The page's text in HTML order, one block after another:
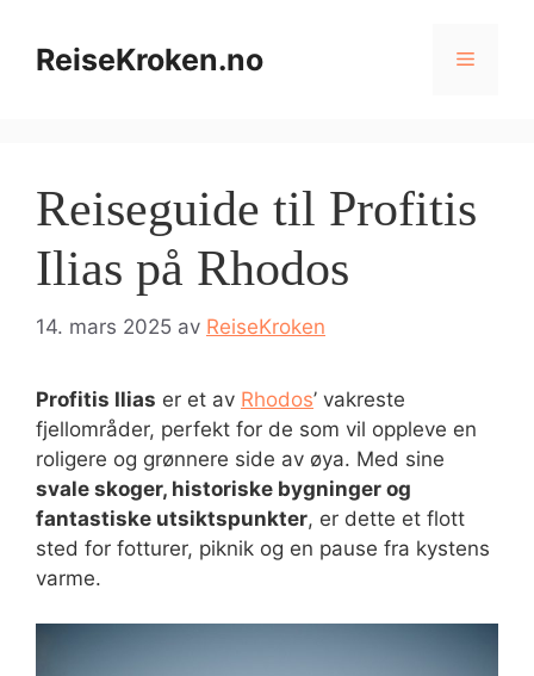
innholdReiseKroken.no Meny
Reiseguide til Profitis
Ilias på Rhodos
14. mars 2025 av ReiseKroken
Profitis Ilias er et av Rhodos’ vakreste
fjellområder, perfekt for de som vil oppleve en
roligere og grønnere side av øya. Med sine
svale skoger, historiske bygninger og
fantastiske utsiktspunkter, er dette et flott
sted for fotturer, piknik og en pause fra kystens
varme.